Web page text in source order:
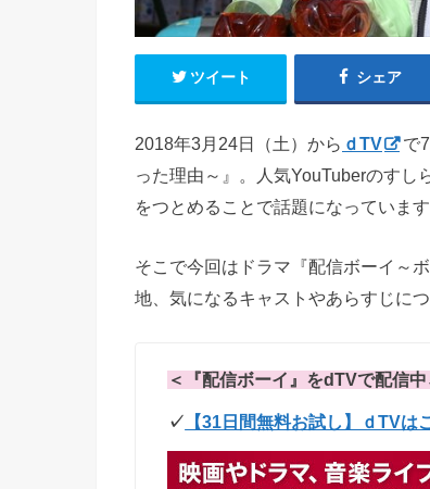
ツイート シェア
2018年3月24日（土）から ｄTV
で
った理由～』。人気YouTuberのすし
をつとめることで話題になっています
そこで今回はドラマ『配信ボーイ～
地、気になるキャストやあらすじに
＜『配信ボーイ』をdTVで配信中
✓ 【31日間無料お試し】ｄTVは